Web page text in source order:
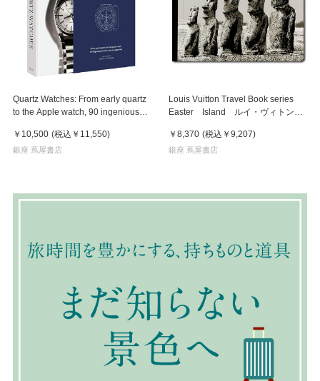
Quartz Watches: From early quartz
to the Apple watch, 90 ingenious
￥10,500 (税込 ￥11,550)
銀座 蔦屋書店
Louis Vuitton Travel Book series
Easter Island ルイ・ヴィトンに
都市を描いたトラベルブック イー
スター島
￥8,370 (税込 ￥9,207)
銀座 蔦屋書店